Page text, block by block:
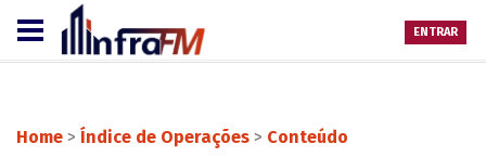
ENTRAR
Home > Índice de Operações > Conteúdo